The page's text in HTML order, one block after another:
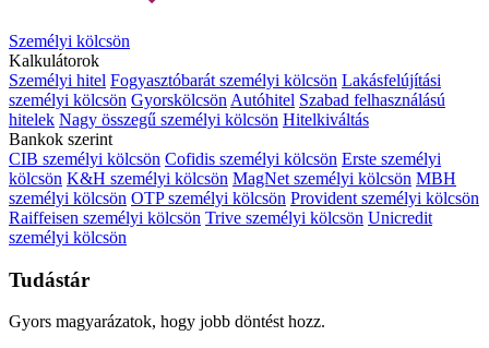
Személyi kölcsön
Kalkulátorok
Személyi hitel Fogyasztóbarát személyi kölcsön Lakásfelújítási
személyi kölcsön Gyorskölcsön Autóhitel Szabad felhasználású
hitelek Nagy összegű személyi kölcsön Hitelkiváltás
Bankok szerint
CIB személyi kölcsön Cofidis személyi kölcsön Erste személyi
kölcsön K&H személyi kölcsön MagNet személyi kölcsön MBH
személyi kölcsön OTP személyi kölcsön Provident személyi kölcsön
Raiffeisen személyi kölcsön Trive személyi kölcsön Unicredit
személyi kölcsön
Tudástár
Gyors magyarázatok, hogy jobb döntést hozz.